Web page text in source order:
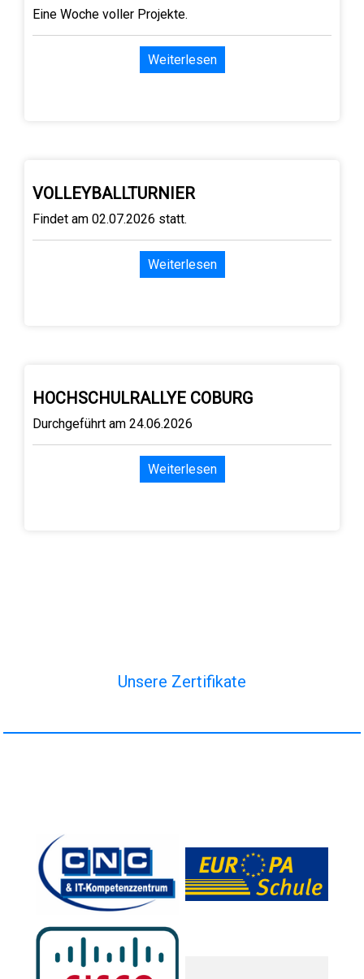
Eine Woche voller Projekte.
Weiterlesen
VOLLEYBALLTURNIER
Findet am 02.07.2026 statt.
Weiterlesen
HOCHSCHULRALLYE COBURG
Durchgeführt am 24.06.2026
Weiterlesen
Unsere Zertifikate